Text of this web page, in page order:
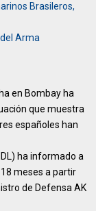
Brasileros,
Arma
en Bombay ha
que muestra
españoles han
ha informado a
meses a partir
de Defensa AK